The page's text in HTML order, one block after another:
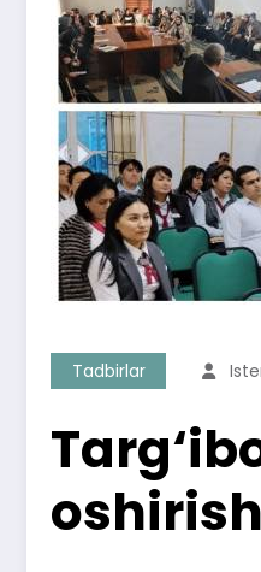
Tadbirlar